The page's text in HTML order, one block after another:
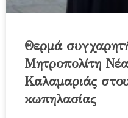
Θερμά
Μητροπολίτη
Καλαμαριάς
κωπηλασίας